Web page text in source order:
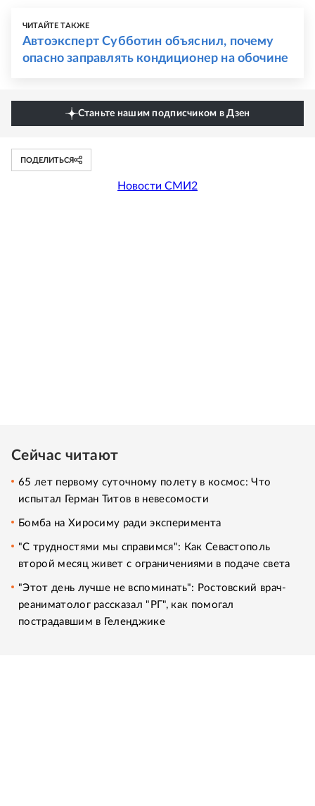
ЧИТАЙТЕ ТАКЖЕ
Автоэксперт Субботин объяснил, почему
опасно заправлять кондиционер на обочине
Станьте нашим подписчиком в Дзен
ПОДЕЛИТЬСЯ
Новости СМИ2
Сейчас читают
65 лет первому суточному полету в космос: Что
испытал Герман Титов в невесомости
Бомба на Хиросиму ради эксперимента
"С трудностями мы справимся": Как Севастополь
второй месяц живет с ограничениями в подаче света
"Этот день лучше не вспоминать": Ростовский врач-
реаниматолог рассказал "РГ", как помогал
пострадавшим в Геленджике